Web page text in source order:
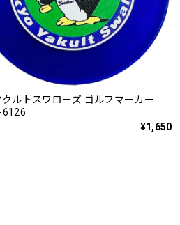
ルトスワローズ ゴルフマーカー
6126
¥1,650